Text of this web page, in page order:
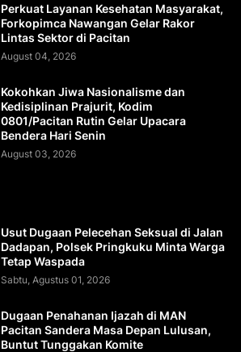
Perkuat Layanan Kesehatan Masyarakat,
Forkopimca Nawangan Gelar Rakor
Lintas Sektor di Pacitan
August 04, 2026
Kokohkan Jiwa Nasionalisme dan
Kedisiplinan Prajurit, Kodim
0801/Pacitan Rutin Gelar Upacara
Bendera Hari Senin
August 03, 2026
Usut Dugaan Pelecehan Seksual di Jalan
Dadapan, Polsek Pringkuku Minta Warga
Tetap Waspada
Sabtu, Agustus 01, 2026
Dugaan Penahanan Ijazah di MAN
Pacitan Sandera Masa Depan Lulusan,
Buntut Tunggakan Komite